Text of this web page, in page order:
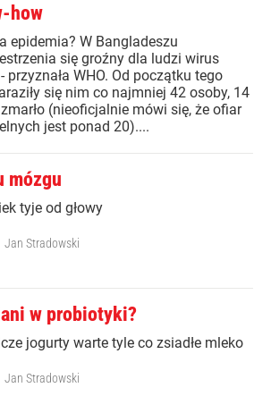
how
epidemia? W Bangladeszu
się groźny dla ludzi wirus
przyznała WHO. Od początku tego
się nim co najmniej 42 osoby, 14
(nieoficjalnie mówi się, że ofiar
jest ponad 20)....
mózgu
tyje od głowy
Jan Stradowski
w probiotyki?
jogurty warte tyle co zsiadłe mleko
Jan Stradowski